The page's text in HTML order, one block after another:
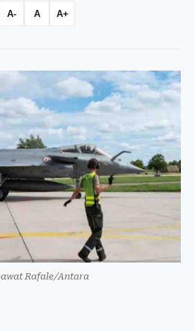
A- A A+
Rafale/Antara